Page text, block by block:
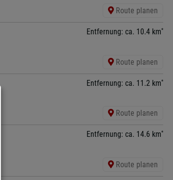
Route planen
Entfernung: ca. 10.4 km*
Route planen
Entfernung: ca. 11.2 km*
Route planen
Entfernung: ca. 14.6 km*
Route planen